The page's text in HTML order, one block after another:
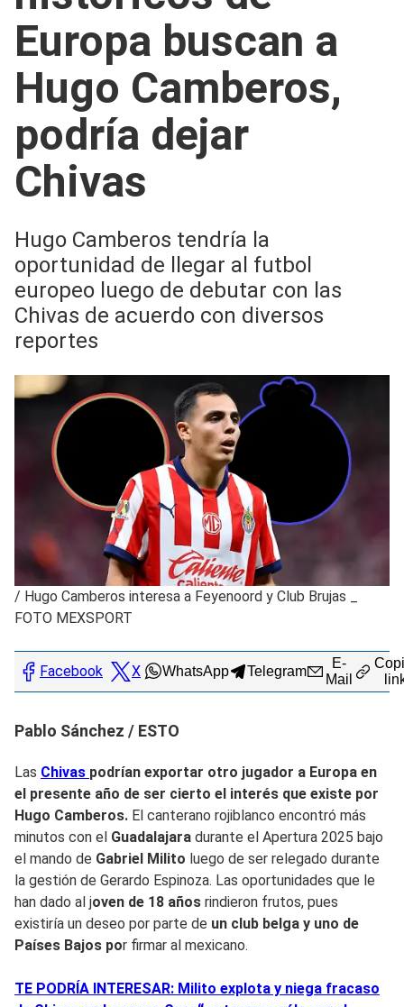
Europa buscan a
Hugo Camberos,
podría dejar
Chivas
Hugo Camberos tendría la
oportunidad de llegar al futbol
europeo luego de debutar con las
Chivas de acuerdo con diversos
reportes
/ Hugo Camberos interesa a Feyenoord y Club Brujas _
FOTO MEXSPORT
Facebook X WhatsApp Telegram
E-
Mail
Pablo Sánchez / ESTO
Las Chivas podrían exportar otro jugador a Europa en
el presente año de ser cierto el interés que existe por
Hugo Camberos. El canterano rojiblanco encontró más
minutos con el Guadalajara durante el Apertura 2025 bajo
el mando de Gabriel Milito luego de ser relegado durante
la gestión de Gerardo Espinoza. Las oportunidades que le
han dado al joven de 18 años rindieron frutos, pues
existiría un deseo por parte de un club belga y uno de
Países Bajos por firmar al mexicano.
TE PODRÍA INTERESAR: Milito explota y niega fracaso